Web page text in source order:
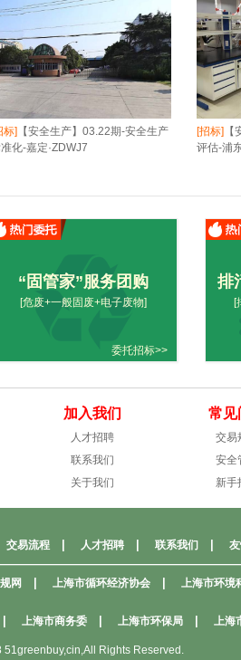
标] 【安全生产】03.22期-安全生产
化-嘉定·ZDWJ7
[招标]
评估-浦
“固管家”服务团购
[危废+一般固废+电子废物]
委托招标>>
排
[
加入我们
人才招聘
联系我们
关于我们
常见
交易
安全
新手
交易流程 人才招聘 联系我们
网 上海市循环经济协会 上海市环境
上海市商务委 上海市环保局 上海
51greenbuy,cin,All Rights Reserved.